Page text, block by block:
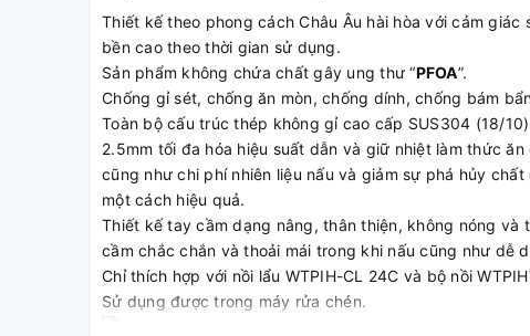
Thiết kế theo phong cách Châu Âu hài hòa với cảm
bền cao theo thời gian sử dụng.
Sản phẩm không chứa chất gây ung thư “PFOA”.
Chống gỉ sét, chống ăn mòn, chống dính, chống bám
Toàn bộ cấu trúc thép không gỉ cao cấp SUS304 (18/
2.5mm tối đa hóa hiệu suất dẫn và giữ nhiệt làm thức
cũng như chi phí nhiên liệu nấu và giảm sự phá hủy
một cách hiệu quả.
Thiết kế tay cầm dạng nâng, thân thiện, không nóng và
cầm chắc chắn và thoải mái trong khi nấu cũng như dễ
Chỉ thích hợp với nồi lẩu WTPIH-CL 24C và bộ nồi
Sử dụng được trong máy rửa chén.